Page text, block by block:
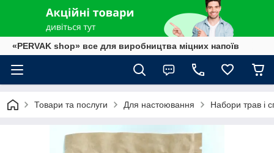
«PERVAK shop» все для виробництва міцних напоїв
Товари та послуги Для настоювання Набори трав і